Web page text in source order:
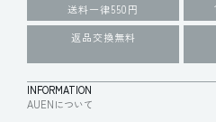
送料一律550円
返品交換無料
INFORMATION
AUENについて